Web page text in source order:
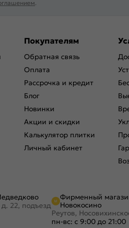
.
Покупателям
Обратная связь
Оплата
Рассрочка и кредит
Блог
Новинки
Акции и скидки
Калькулятор плитки
Личный кабинет
22, подъезд
Фирменный
Новокосино
Реутов,
пн-вс: с 9:00 до 21:00